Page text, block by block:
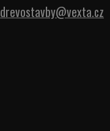
drevostavby@vexta.cz